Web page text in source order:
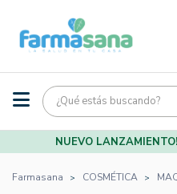
NUEVO
Farmasana COSMÉTICA